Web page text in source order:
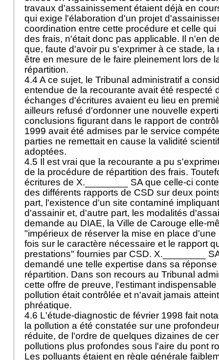
travaux d'assainissement étaient déjà en
qui exige l'élaboration d'un projet
coordination entre cette procédure et celle qui
des frais, n'était donc pas applicable. Il n'en
que, faute d'avoir pu s'exprimer à ce stade, la
être en mesure de le faire pleinement lors de
répartition.
4.4 A ce sujet, le Tribunal administratif a
entendue de la recourante avait été respecté
échanges d'écritures avaient eu lieu en
ailleurs refusé d'ordonner une nouvelle
conclusions figurant dans le rapport de
1999 avait été admises par le service
parties ne remettait en cause la validité
adoptées.
4.5 Il est vrai que la recourante a pu
de la procédure de répartition des frais.
écritures de X.________ SA que celle-ci
des différents rapports de CSD sur deux
part, l'existence d'un site contaminé
d'assainir et, d'autre part, les modalités
demande au DIAE, la Ville de Carouge elle-
"impérieux de réserver la mise en place
fois sur le caractère nécessaire et le rapport
prestations" fournies par CSD. X.________
demandé une telle expertise dans sa
répartition. Dans son recours au Tribunal
cette offre de preuve, l'estimant
pollution était contrôlée et n'avait jamais
phréatique.
4.6 L'étude-diagnostic de février 1998 fait
la pollution a été constatée sur une
réduite, de l'ordre de quelques dizaines de
pollutions plus profondes sous l'aire du pont
Les polluants étaient en règle générale